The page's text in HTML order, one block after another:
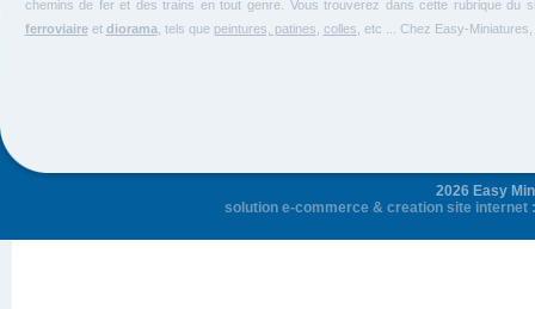
chemins de fer et des trains en tout genre. Vous trouverez dans cette rubrique du
ferroviaireet diorama, tels que peintures, patines colles , etc ... Chez Easy-
2026 Easy
solution e-commerce & creation site internet